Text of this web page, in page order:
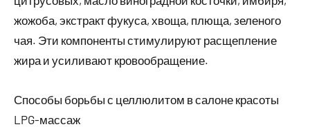
жожоба, экстракт фукуса, хвоща, плюща, зеленого
чая. Эти компоненты стимулируют расщепление
жира и усиливают кровообращение.
Способы борьбы с целлюлитом в салоне красоты
LPG-массаж